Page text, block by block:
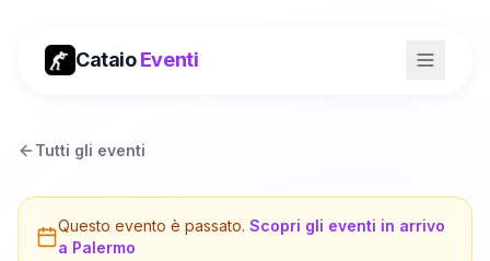
CataioEventi
Tutti gli eventi
Questo evento è passato. Scopri gli eventi in arrivo
a Palermo